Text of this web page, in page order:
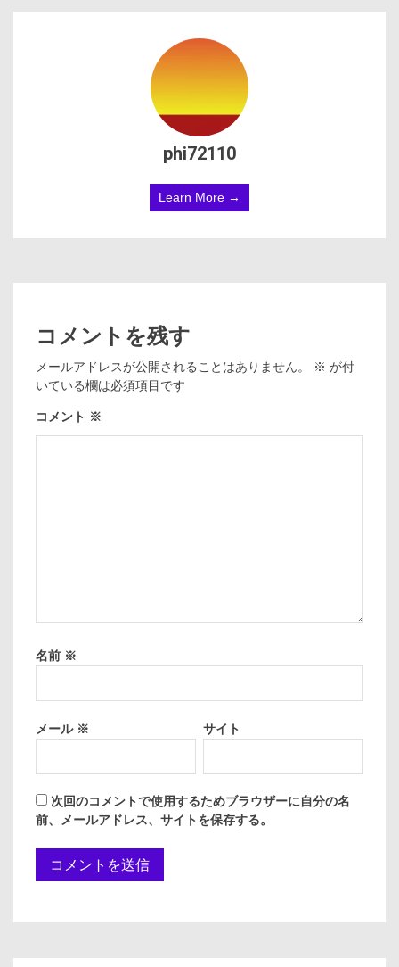
phi72110
Learn More →
コメントを残す
メールアドレスが公開されることはありません。 ※ が付
いている欄は必須項目です
コメント ※
名前 ※
メール ※ サイト
次回のコメントで使用するためブラウザーに自分の名
前、メールアドレス、サイトを保存する。